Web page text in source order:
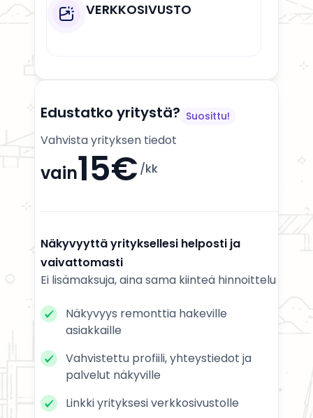
VERKKOSIVUSTO
Edustatko yritystä? Suosittu!
Vahvista yrityksen tiedot
vain15€ /kk
Näkyvyyttä yrityksellesi helposti ja
vaivattomasti
Ei lisämaksuja, aina sama kiinteä hinnoittelu
Näkyvyys remonttia hakeville
asiakkaille
Vahvistettu profiili, yhteystiedot ja
palvelut näkyville
Linkki yrityksesi verkkosivustolle